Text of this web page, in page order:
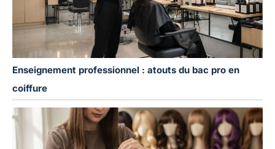
Enseignement professionnel : atouts du bac pro en
coiffure